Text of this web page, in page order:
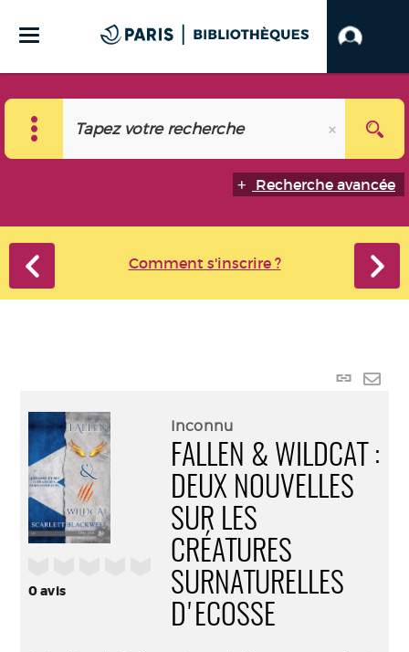
Recherche avancée
Comment s'inscrire ?
Lien
0avis
Inconnu
FALLEN & WILDCAT :
DEUX NOUVELLES
SUR LES
CRÉATURES
SURNATURELLES
D'ECOSSE